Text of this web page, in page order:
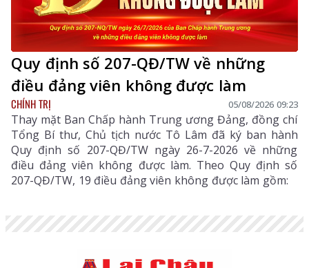
Quy định số 207-QĐ/TW về những
điều đảng viên không được làm
CHÍNH TRỊ 05/08/2026 09:23
Thay mặt Ban Chấp hành Trung ương Đảng, đồng chí
Tổng Bí thư, Chủ tịch nước Tô Lâm đã ký ban hành
Quy định số 207-QĐ/TW ngày 26-7-2026 về những
điều đảng viên không được làm. Theo Quy định số
207-QĐ/TW, 19 điều đảng viên không được làm gồm: